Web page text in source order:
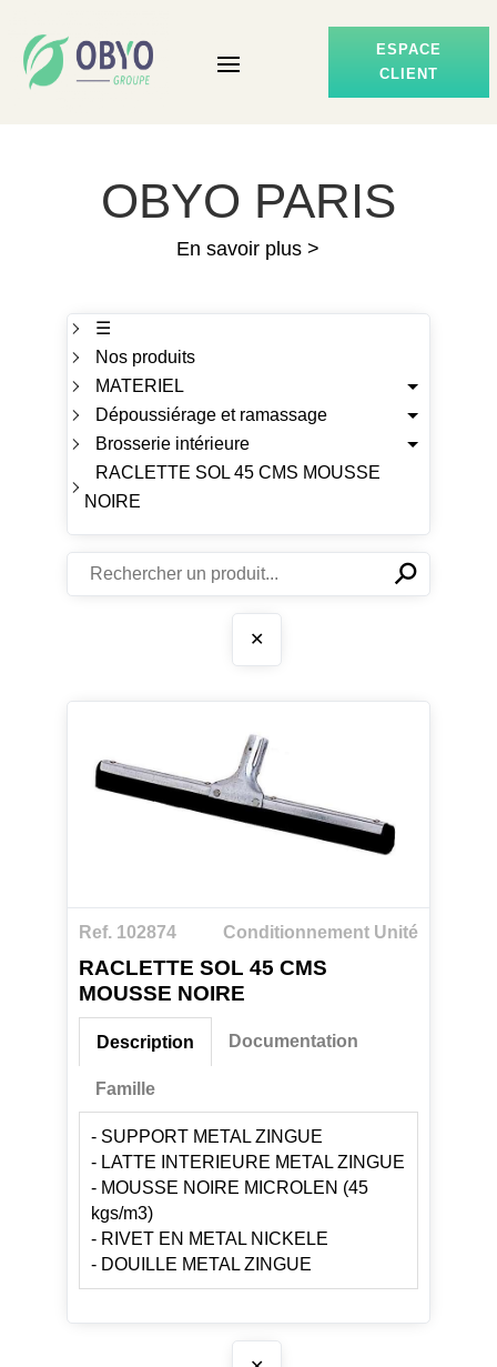
ESPACE
CLIENT
OBYO PARIS
En savoir plus >
☰
Nos produits
MATERIEL
Dépoussiérage et ramassage
Brosserie intérieure
RACLETTE SOL 45 CMS MOUSSE
NOIRE
✕⚲
✕
Ref. 102874 Conditionnement Unité
RACLETTE SOL 45 CMS
MOUSSE NOIRE
Description
- SUPPORT METAL ZINGUE
- LATTE INTERIEURE METAL ZINGUE
- MOUSSE NOIRE MICROLEN (45
kgs/m3)
- RIVET EN METAL NICKELE
- DOUILLE METAL ZINGUE
Documentation
Famille